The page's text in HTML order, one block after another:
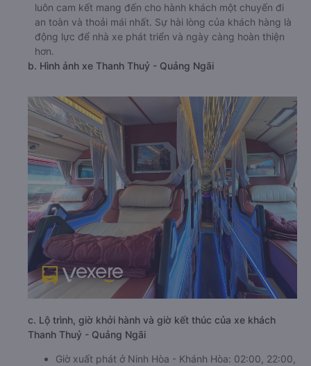
luôn cam kết mang đến cho hành khách một chuyến đi
an toàn và thoải mái nhất. Sự hài lòng của khách hàng là
động lực để nhà xe phát triển và ngày càng hoàn thiện
hơn.
b. Hình ảnh xe Thanh Thuỷ - Quảng Ngãi
c. Lộ trình, giờ khởi hành và giờ kết thúc của xe khách
Thanh Thuỷ - Quảng Ngãi
Giờ xuất phát ở Ninh Hòa - Khánh Hòa: 02:00, 22:00,